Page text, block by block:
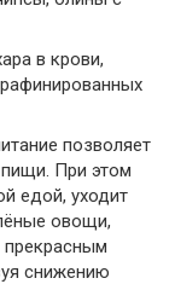
в крови,
позволяет
пищи. При этом
едой, уходит
овощи,
снижению